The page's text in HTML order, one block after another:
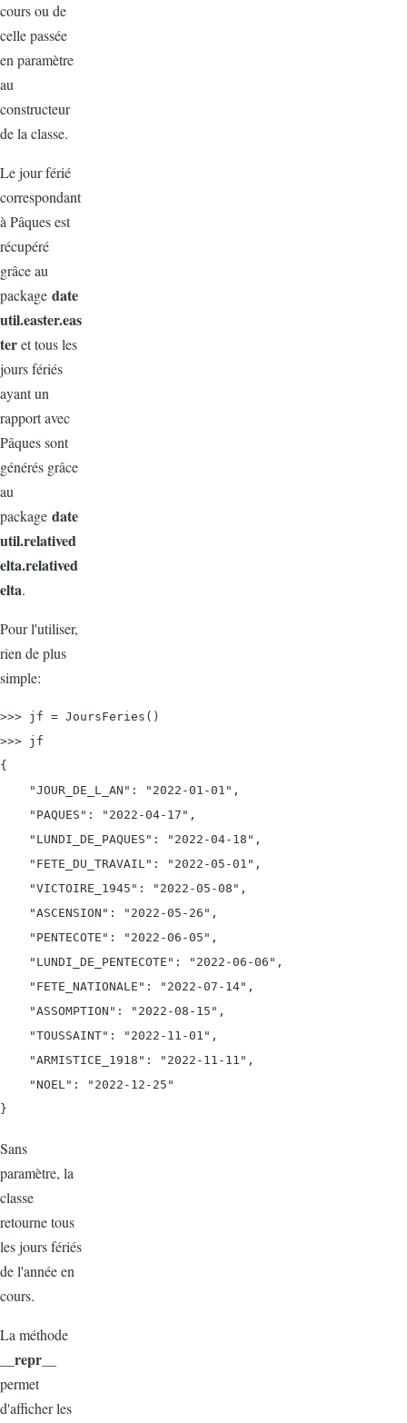
cours ou de
celle passée
en paramètre
au
constructeur
de la classe.
Le jour férié
correspondant
à Pâques est
récupéré
grâce au
package date
util.easter.eas
teret tous les
jours fériés
ayant un
rapport avec
Pâques sont
générés grâce
au
package date
util.relatived
elta.relatived
elta.
Pour l'utiliser,
rien de plus
simple:
>>> jf = JoursFeries()
>>> jf
{
"JOUR_DE_L_AN": "2022-01-01",
"PAQUES": "2022-04-17",
"LUNDI_DE_PAQUES": "2022-04-18",
"FETE_DU_TRAVAIL": "2022-05-01",
"VICTOIRE_1945": "2022-05-08",
"ASCENSION": "2022-05-26",
"PENTECOTE": "2022-06-05",
"LUNDI_DE_PENTECOTE": "2022-06-06",
"FETE_NATIONALE": "2022-07-14",
"ASSOMPTION": "2022-08-15",
"TOUSSAINT": "2022-11-01",
"ARMISTICE_1918": "2022-11-11",
"NOEL": "2022-12-25"
Sans
paramètre, la
classe
retourne tous
les jours fériés
de l'année en
cours.
La méthode
__repr__
permet
d'afficher les